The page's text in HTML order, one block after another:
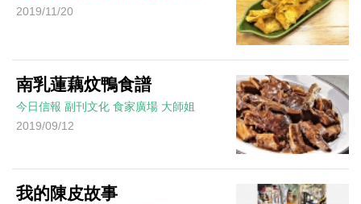
2019/11/20
南乳蓮藕炆鴨食譜
今日信報 副刊文化 食家廣場 大師姐
2019/09/12
我的陳皮故事